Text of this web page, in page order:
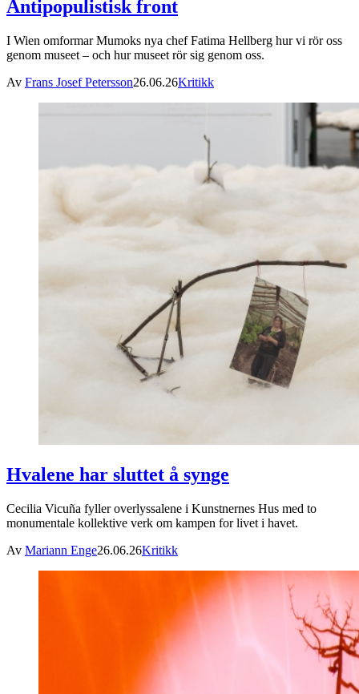
Antipopulistisk front
I Wien omformar Mumoks nya chef Fatima Hellberg hur vi rör oss
genom museet – och hur museet rör sig genom oss.
Av Frans Josef Petersson26.06.26Kritikk
Hvalene har sluttet å synge
Cecilia Vicuña fyller overlyssalene i Kunstnernes Hus med to
monumentale kollektive verk om kampen for livet i havet.
Av Mariann Enge26.06.26Kritikk